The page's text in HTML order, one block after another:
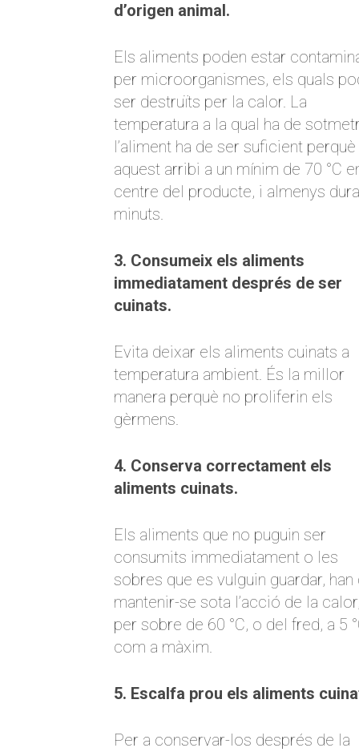
d’origen animal.
Els aliments poden estar
per microorganismes, els quals
ser destruïts per la calor. La
temperatura a la qual ha de
l’aliment ha de ser suficient perquè
aquest arribi a un mínim de 70 °C
centre del producte, i almenys
minuts.
3. Consumeix els aliments
immediatament després de ser
cuinats.
Evita deixar els aliments cuinats a
temperatura ambient. És la millor
manera perquè no proliferin els
gèrmens.
4. Conserva correctament els
aliments cuinats.
Els aliments que no puguin ser
consumits immediatament o les
sobres que es vulguin guardar, han
mantenir-se sota l’acció de la calor,
per sobre de 60 °C, o del fred, a 5
com a màxim.
5. Escalfa prou els aliments
Per a conservar-los després de la